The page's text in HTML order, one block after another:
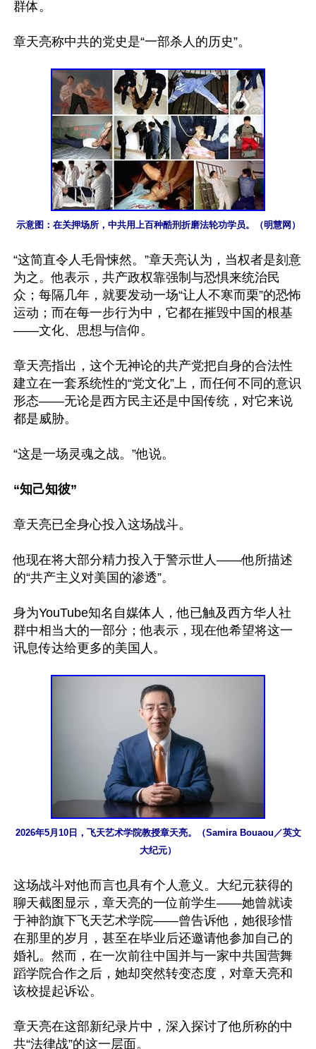
群体。
章天亮称中共的党史是“一部杀人的历史”。
示意图：在关押场所，中共用上百种酷刑折磨法轮功学员。（明慧网）
“这简直令人毛骨悚然。”章天亮认为，当权者是刻意
为之。他表示，共产政权靠强制与恐惧来统治民
众；每隔几年，就要发动一场“让人不寒而栗”的恐怖
运动；而在每一步行为中，它都在摧毁中国的根基
——文化、思想与信仰。
章天亮指出，这个无神论的共产党把自身的合法性
建立在一套系统性的“党文化”上，而任何不同的意识
形态——无论是西方民主还是中国传统，对它来说
都是威胁。
“这是一场灵魂之战。”他说。
“知己知彼”
章天亮已全身心投入这场战斗。
他现在将大部分精力投入于警示世人——他所描述
的“共产主义对美国的渗透”。
身为YouTube知名自媒体人，他已触及西方华人社
群中相当大的一部分；他表示，现在他希望将这一
讯息传达给更多的美国人。
2026年5月10日，飞天艺术学院教授章天亮。（Samira Bouaou／英文
大纪元）
这场战斗对他而言也具有个人意义。大纪元获得的
聊天截图显示，章天亮的一位前学生——她曾就读
于神韵旗下飞天艺术学院——曾告诉他，她很珍惜
在那里的岁月，甚至在毕业后还邀请他参加自己的
婚礼。然而，在一次前往中国并与一家中共国营舞
蹈学院合作之后，她却突然转变态度，对章天亮和
该校提起诉讼。
章天亮在这部新纪录片中，深入探讨了他所称的中
共“法律战”的这一层面。